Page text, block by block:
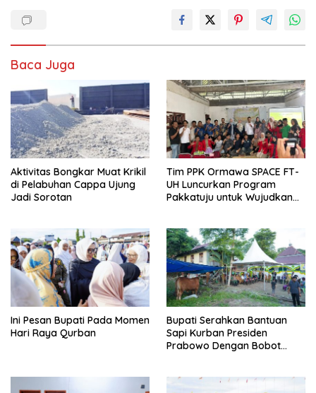
Baca Juga
Aktivitas Bongkar Muat Krikil
di Pelabuhan Cappa Ujung
Jadi Sorotan
Tim PPK Ormawa SPACE FT-
UH Luncurkan Program
Pakkatuju untuk Wujudkan
Ini Pesan Bupati Pada Momen
Hari Raya Qurban
Bupati Serahkan Bantuan
Sapi Kurban Presiden
Prabowo Dengan Bobot